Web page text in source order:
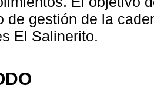
de gestión de la
El Salinerito.